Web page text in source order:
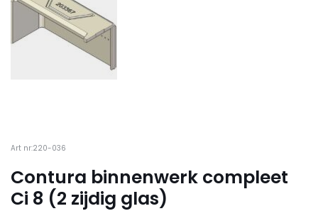
Art nr:220-036
Contura binnenwerk compleet
Ci 8 (2 zijdig glas)